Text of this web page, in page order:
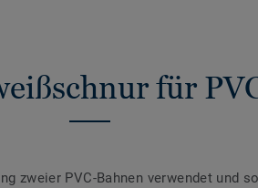
für
zweier PVC-Bahnen verwendet und